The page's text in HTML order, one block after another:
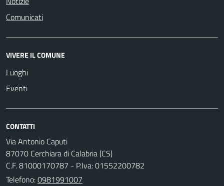
Comunicati
VIVERE IL COMUNE
Luoghi
Eventi
CONTATTI
Via Antonio Caputi
87070 Cerchiara di Calabria (CS)
C.F. 81000170787 - P.Iva: 01552200782
Telefono:0981991007